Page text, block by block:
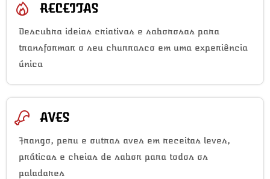
RECEITAS
Descubra ideias criativas e saborosas para
transformar o seu churrasco em uma experiência
única
AVES
Frango, peru e outras aves em receitas leves,
práticas e cheias de sabor para todos os
paladares